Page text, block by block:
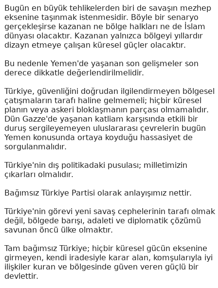
Bugün en büyük tehlikelerden biri de savaşın mezhep
eksenine taşınmak istenmesidir. Böyle bir senaryo
gerçekleşirse kazanan ne bölge halkları ne de İslam
dünyası olacaktır. Kazanan yalnızca bölgeyi yıllardır
dizayn etmeye çalışan küresel güçler olacaktır.
Bu nedenle Yemen'de yaşanan son gelişmeler son
derece dikkatle değerlendirilmelidir.
Türkiye, güvenliğini doğrudan ilgilendirmeyen bölgesel
çatışmaların tarafı haline gelmemeli; hiçbir küresel
planın veya askeri bloklaşmanın parçası olmamalıdır.
Dün Gazze'de yaşanan katliam karşısında etkili bir
duruş sergileyemeyen uluslararası çevrelerin bugün
Yemen konusunda ortaya koyduğu hassasiyet de
sorgulanmalıdır.
Türkiye'nin dış politikadaki pusulası; milletimizin
çıkarları olmalıdır.
Bağımsız Türkiye Partisi olarak anlayışımız nettir.
Türkiye'nin görevi yeni savaş cephelerinin tarafı olmak
değil, bölgede barışı, adaleti ve diplomatik çözümü
savunan öncü ülke olmaktır.
Tam bağımsız Türkiye; hiçbir küresel gücün eksenine
girmeyen, kendi iradesiyle karar alan, komşularıyla iyi
ilişkiler kuran ve bölgesinde güven veren güçlü bir
devlettir.